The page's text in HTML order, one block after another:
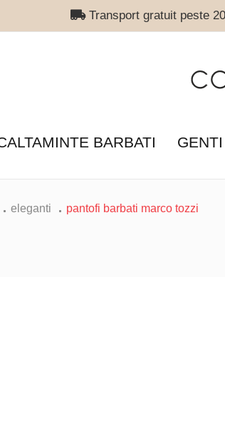
Transport gratuit peste
BARBATI GENTI
eleganti pantofi barbati marco tozzi